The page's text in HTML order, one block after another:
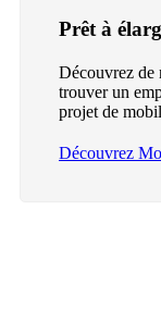
Prêt à
Découvrez de
trouver un
projet de
Découvrez